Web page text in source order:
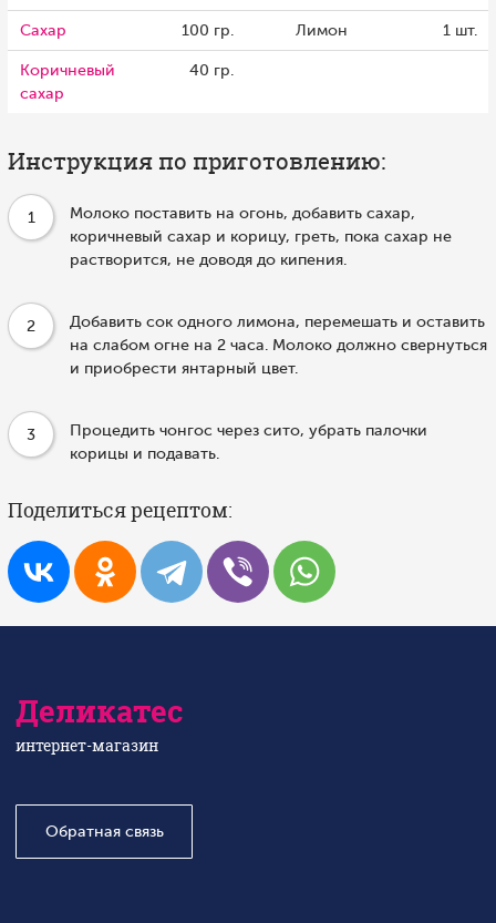
Сахар 100 гр. Лимон 1 шт.
Коричневый
сахар
40 гр.
Инструкция по приготовлению:
1
Молоко поставить на огонь, добавить сахар,
коричневый сахар и корицу, греть, пока сахар не
растворится, не доводя до кипения.
2
Добавить сок одного лимона, перемешать и оставить
на слабом огне на 2 часа. Молоко должно свернуться
и приобрести янтарный цвет.
3
Процедить чонгос через сито, убрать палочки
корицы и подавать.
Поделиться рецептом:
Деликатес
интернет-магазин
Обратная связь